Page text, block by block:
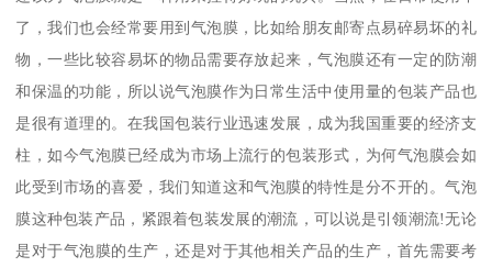
了，我们也会经常要用到气泡膜，比如给朋友邮寄点易碎易坏的礼
物，一些比较容易坏的物品需要存放起来，气泡膜还有一定的防潮
和保温的功能，所以说气泡膜作为日常生活中使用量的包装产品也
是很有道理的。在我国包装行业迅速发展，成为我国重要的经济支
柱，如今气泡膜已经成为市场上流行的包装形式，为何气泡膜会如
此受到市场的喜爱，我们知道这和气泡膜的特性是分不开的。气泡
膜这种包装产品，紧跟着包装发展的潮流，可以说是引领潮流!无论
是对于气泡膜的生产，还是对于其他相关产品的生产，首先需要考